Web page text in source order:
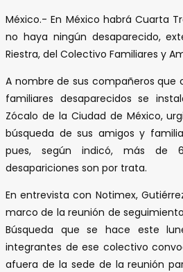
México.- En México habrá Cuarta
no haya ningún desaparecido,
Riestra, del Colectivo Familiares y
A nombre de sus compañeros
familiares desaparecidos se
Zócalo de la Ciudad de México,
búsqueda de sus amigos y
pues, según indicó, más de
desapariciones son por trata.
En entrevista con Notimex,
marco de la reunión de
Búsqueda que se hace este
integrantes de ese colectivo
afuera de la sede de la reunión